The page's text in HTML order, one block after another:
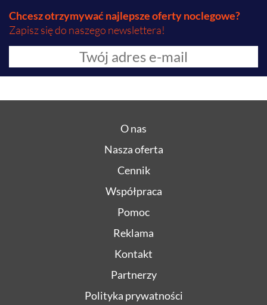
Chcesz otrzymywać najlepsze oferty noclegowe?
Zapisz się do naszego newslettera!
O nas
Nasza oferta
Cennik
Współpraca
Pomoc
Reklama
Kontakt
Partnerzy
Polityka prywatności